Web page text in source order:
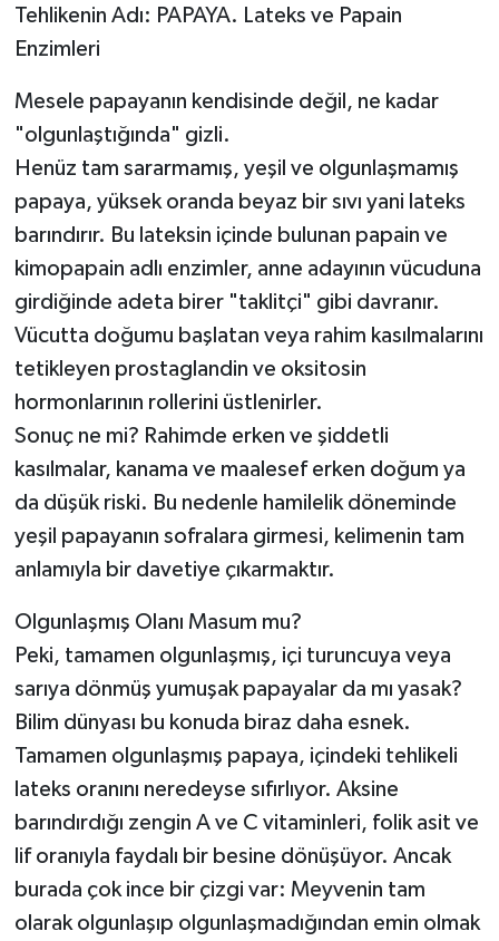
Tehlikenin Adı: PAPAYA. Lateks ve Papain
Enzimleri
​Mesele papayanın kendisinde değil, ne kadar
"olgunlaştığında" gizli.
​Henüz tam sararmamış, yeşil ve olgunlaşmamış
papaya, yüksek oranda beyaz bir sıvı yani lateks
barındırır. Bu lateksin içinde bulunan papain ve
kimopapain adlı enzimler, anne adayının vücuduna
girdiğinde adeta birer "taklitçi" gibi davranır.
Vücutta doğumu başlatan veya rahim kasılmalarını
tetikleyen prostaglandin ve oksitosin
hormonlarının rollerini üstlenirler.
​Sonuç ne mi? Rahimde erken ve şiddetli
kasılmalar, kanama ve maalesef erken doğum ya
da düşük riski. Bu nedenle hamilelik döneminde
yeşil papayanın sofralara girmesi, kelimenin tam
anlamıyla bir davetiye çıkarmaktır.
​Olgunlaşmış Olanı Masum mu?
​Peki, tamamen olgunlaşmış, içi turuncuya veya
sarıya dönmüş yumuşak papayalar da mı yasak?
Bilim dünyası bu konuda biraz daha esnek.
Tamamen olgunlaşmış papaya, içindeki tehlikeli
lateks oranını neredeyse sıfırlıyor. Aksine
barındırdığı zengin A ve C vitaminleri, folik asit ve
lif oranıyla faydalı bir besine dönüşüyor. ​Ancak
burada çok ince bir çizgi var: Meyvenin tam
olarak olgunlaşıp olgunlaşmadığından emin olmak